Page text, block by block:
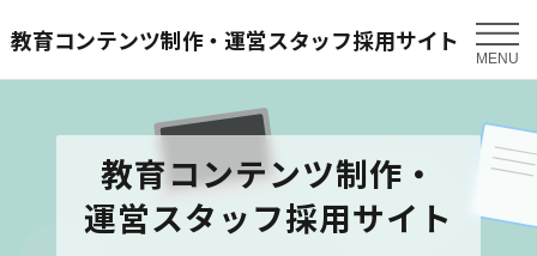
教育コンテンツ制作・運営スタッフ採用サイト
MENU
教育コンテンツ制作・
運営スタッフ採用サイト